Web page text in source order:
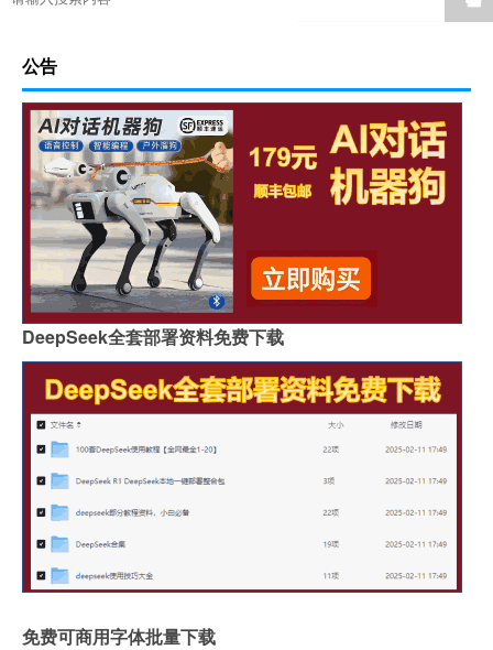
公告
DeepSeek全套部署资料免费下载
免费可商用字体批量下载